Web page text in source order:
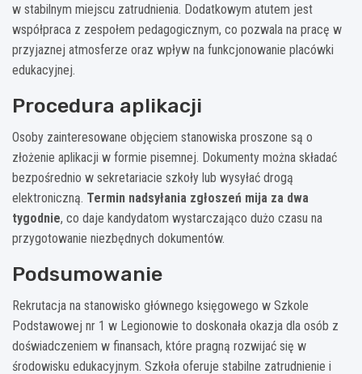
w stabilnym miejscu zatrudnienia. Dodatkowym atutem jest
współpraca z zespołem pedagogicznym, co pozwala na pracę w
przyjaznej atmosferze oraz wpływ na funkcjonowanie placówki
edukacyjnej.
Procedura aplikacji
Osoby zainteresowane objęciem stanowiska proszone są o
złożenie aplikacji w formie pisemnej. Dokumenty można składać
bezpośrednio w sekretariacie szkoły lub wysyłać drogą
elektroniczną. Termin nadsyłania zgłoszeń mija za dwa
tygodnie, co daje kandydatom wystarczająco dużo czasu na
przygotowanie niezbędnych dokumentów.
Podsumowanie
Rekrutacja na stanowisko głównego księgowego w Szkole
Podstawowej nr 1 w Legionowie to doskonała okazja dla osób z
doświadczeniem w finansach, które pragną rozwijać się w
środowisku edukacyjnym. Szkoła oferuje stabilne zatrudnienie i